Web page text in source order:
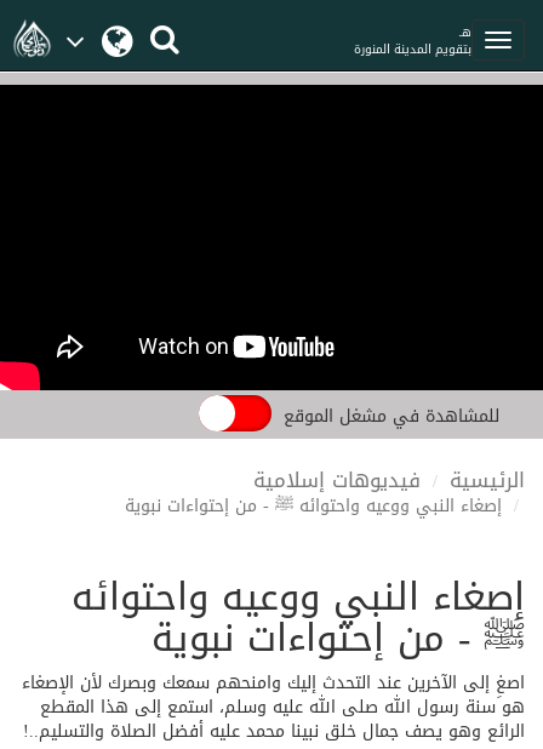
هـ
بتقويم المدينة المنورة
للمشاهدة في مشغل الموقع
الرئيسية فيديوهات إسلامية
إصغاء النبي ووعيه واحتوائه ﷺ - من إحتواءات نبوية
إصغاء النبي ووعيه واحتوائه
ﷺ - من إحتواءات نبوية
اصغِ إلى الآخرين عند التحدث إليك وامنحهم سمعك وبصرك لأن الإصغاء
هو سنة رسول الله صلى الله عليه وسلم، استمع إلى هذا المقطع
الرائع وهو يصف جمال خلق نبينا محمد عليه أفضل الصلاة والتسليم..!